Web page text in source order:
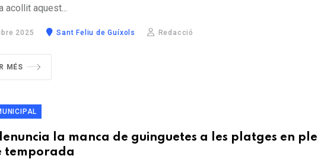
acollit aquest...
2025 Sant Feliu de Guíxols Redacció
MÉS
la manca de guinguetes a les platges en ple
temporada